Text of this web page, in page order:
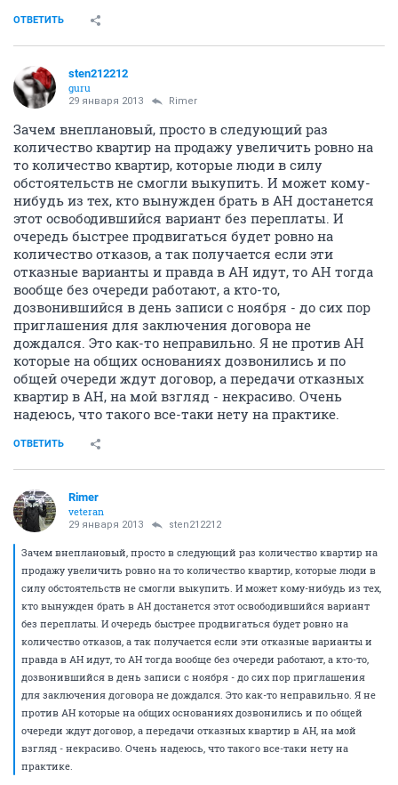
ОТВЕТИТЬ
sten212212
guru
29 января 2013 Rimer
Зачем внеплановый, просто в следующий раз
количество квартир на продажу увеличить ровно на
то количество квартир, которые люди в силу
обстоятельств не смогли выкупить. И может кому-
нибудь из тех, кто вынужден брать в АН достанется
этот освободившийся вариант без переплаты. И
очередь быстрее продвигаться будет ровно на
количество отказов, а так получается если эти
отказные варианты и правда в АН идут, то АН тогда
вообще без очереди работают, а кто-то,
дозвонившийся в день записи с ноября - до сих пор
приглашения для заключения договора не
дождался. Это как-то неправильно. Я не против АН
которые на общих основаниях дозвонились и по
общей очереди ждут договор, а передачи отказных
квартир в АН, на мой взгляд - некрасиво. Очень
надеюсь, что такого все-таки нету на практике.
ОТВЕТИТЬ
Rimer
veteran
29 января 2013 sten212212
Зачем внеплановый, просто в следующий раз количество квартир на
продажу увеличить ровно на то количество квартир, которые люди в
силу обстоятельств не смогли выкупить. И может кому-нибудь из тех,
кто вынужден брать в АН достанется этот освободившийся вариант
без переплаты. И очередь быстрее продвигаться будет ровно на
количество отказов, а так получается если эти отказные варианты и
правда в АН идут, то АН тогда вообще без очереди работают, а кто-то,
дозвонившийся в день записи с ноября - до сих пор приглашения
для заключения договора не дождался. Это как-то неправильно. Я не
против АН которые на общих основаниях дозвонились и по общей
очереди ждут договор, а передачи отказных квартир в АН, на мой
взгляд - некрасиво. Очень надеюсь, что такого все-таки нету на
практике.